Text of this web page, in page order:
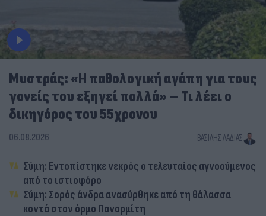
Μυστράς: «Η παθολογική αγάπη για τους
γονείς του εξηγεί πολλά» – Τι λέει ο
δικηγόρος του 55χρονου
06.08.2026 ΒΑΣΊΛΗΣ ΛΑΔΙΆΣ
Σύμη: Εντοπίστηκε νεκρός ο τελευταίος αγνοούμενος
από το ιστιοφόρο
Σύμη: Σορός άνδρα ανασύρθηκε από τη θάλασσα
κοντά στον όρμο Πανορμίτη